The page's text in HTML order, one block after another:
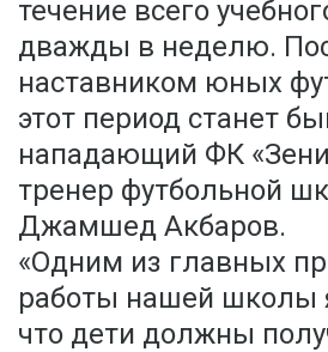
течение всего
дважды в неделю.
наставником юных
этот период станет
нападающий ФК
тренер футбольной
Джамшед Акбаров.
«Одним из главных
работы нашей школы
что дети должны